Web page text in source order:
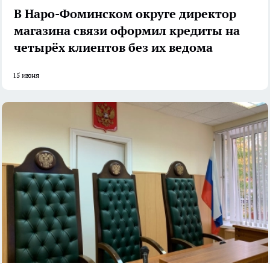
В Наро-Фоминском округе директор
магазина связи оформил кредиты на
четырёх клиентов без их ведома
15 июня